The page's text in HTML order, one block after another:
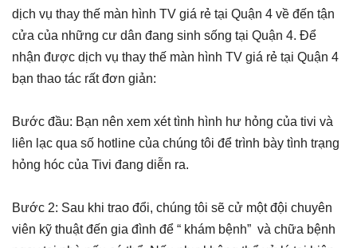
dịch vụ thay thế màn hình TV giá rẻ tại Quận 4 về đến tận
cửa của những cư dân đang sinh sống tại Quận 4. Để
nhận được dịch vụ thay thế màn hình TV giá rẻ tại Quận 4
bạn thao tác rất đơn giản:
Bước đầu: Bạn nên xem xét tình hình hư hỏng của tivi và
liên lạc qua số hotline của chúng tôi để trình bày tình trạng
hỏng hóc của Tivi đang diễn ra.
Bước 2: Sau khi trao đổi, chúng tôi sẽ cử một đội chuyên
viên kỹ thuật đến gia đình để “ khám bệnh” và chữa bệnh